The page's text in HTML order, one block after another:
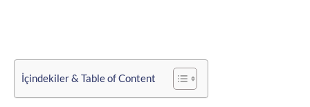
İçindekiler & Table of Content